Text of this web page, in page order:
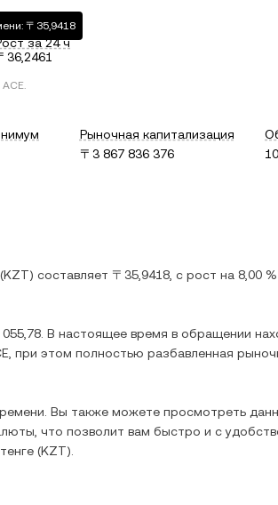
〒35,9418
за 24 ч
36,2461
ACE.
Рыночная капитализация
〒3 867 836 376
(KZT) составляет 〒35,9418 , c рост на 8,00 %
055,78 . В настоящее время в обращении
, при этом полностью разбавленная
Вы также можете просмотреть
что позволит вам быстро и с
(KZT).